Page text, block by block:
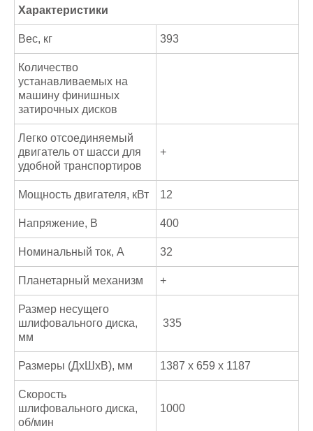
Характеристики
Вес, кг 393
Количество
устанавливаемых на
машину финишных
затирочных дисков
Легко отсоединяемый
двигатель от шасси для
удобной транспортиров
+
Мощность двигателя, кВт 12
Напряжение, В 400
Номинальный ток, А 32
Планетарный механизм +
Размер несущего
шлифовального диска,
мм
335
Размеры (ДхШхВ), мм 1387 х 659 х 1187
Скорость
шлифовального диска,
об/мин
1000